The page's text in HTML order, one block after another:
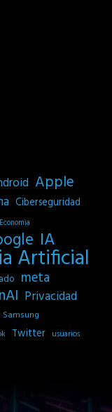
Apple
Ciberseguridad
Economia
IA
Artificial
meta
Privacidad
Samsung
Twitter usuarios